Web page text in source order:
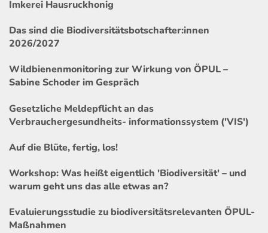
Imkerei Hausruckhonig
Das sind die Biodiversitätsbotschafter:innen
2026/2027
Wildbienenmonitoring zur Wirkung von ÖPUL –
Sabine Schoder im Gespräch
Gesetzliche Meldepflicht an das
Verbrauchergesundheits- informationssystem ('VIS')
Auf die Blüte, fertig, los!
Workshop: Was heißt eigentlich 'Biodiversität' – und
warum geht uns das alle etwas an?
Evaluierungsstudie zu biodiversitätsrelevanten ÖPUL-
Maßnahmen